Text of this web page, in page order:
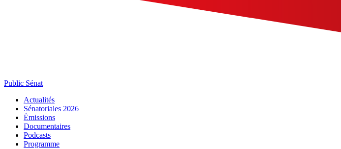
Public Sénat
Actualités
Sénatoriales 2026
Émissions
Documentaires
Podcasts
Programme